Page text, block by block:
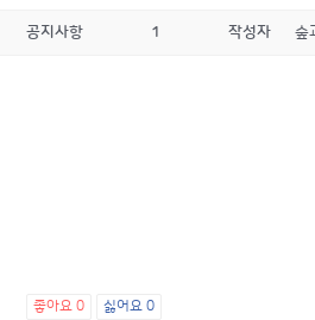
공지사항 1 작성자 숲
좋아요 0 싫어요 0